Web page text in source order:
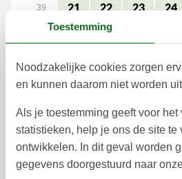
39 21 22 23 24
29
41
oktober
40 1
5 6 7 8
Toestemming
Noodzakelijke cookies zorgen
en kunnen daarom niet worden
Als je toestemming geeft voor het
statistieken, help je ons de site te
ontwikkelen. In dit geval worden
gegevens doorgestuurd naar